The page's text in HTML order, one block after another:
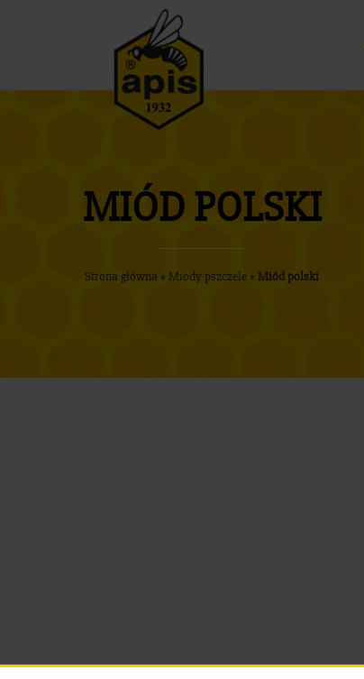
MIÓD POLSKI
Strona główna » Miody pszczele » Miód polski